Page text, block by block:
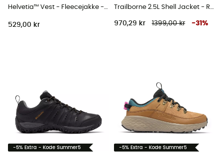
Helvetia™ Vest - Fleecejakke - Damer
529,00 kr
Trailborne 2.5L Shell Jacket - Regnjakke - Herrer
970,29 kr 1399,00 kr -31 %
-5% Extra - Kode Summer5 -5% Extra - Kode Summer5